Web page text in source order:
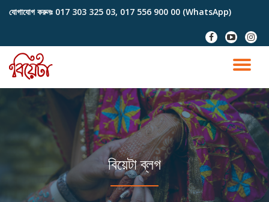
content
যোগাযোগ করুনঃ 017 303 325 03, 017 556 900 00 (WhatsApp)
fa-
facebook
fa-
youtube-
play
fa-
বিয়েটা ব্লগ